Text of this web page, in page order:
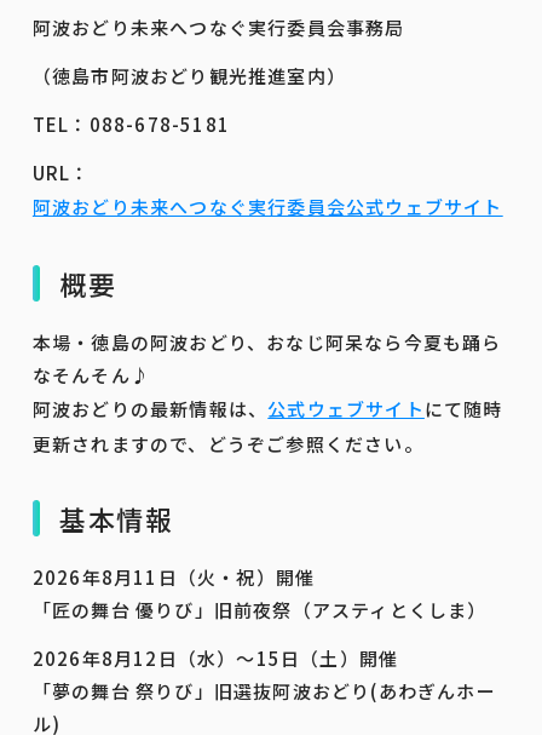
阿波おどり未来へつなぐ実行委員会事務局
（徳島市阿波おどり観光推進室内）
TEL：088-678-5181
URL：
阿波おどり未来へつなぐ実行委員会公式ウェブサイト
概要
本場・徳島の阿波おどり、おなじ阿呆なら今夏も踊ら
なそんそん♪
阿波おどりの最新情報は、 公式ウェブサイトにて随時
更新されますので、どうぞご参照ください。
基本情報
2026年8月11日（火・祝）開催
「匠の舞台 優りび」旧前夜祭（アスティとくしま）
2026年8月12日（水）～15日（土）開催
「夢の舞台 祭りび」旧選抜阿波おどり(あわぎんホー
ル)